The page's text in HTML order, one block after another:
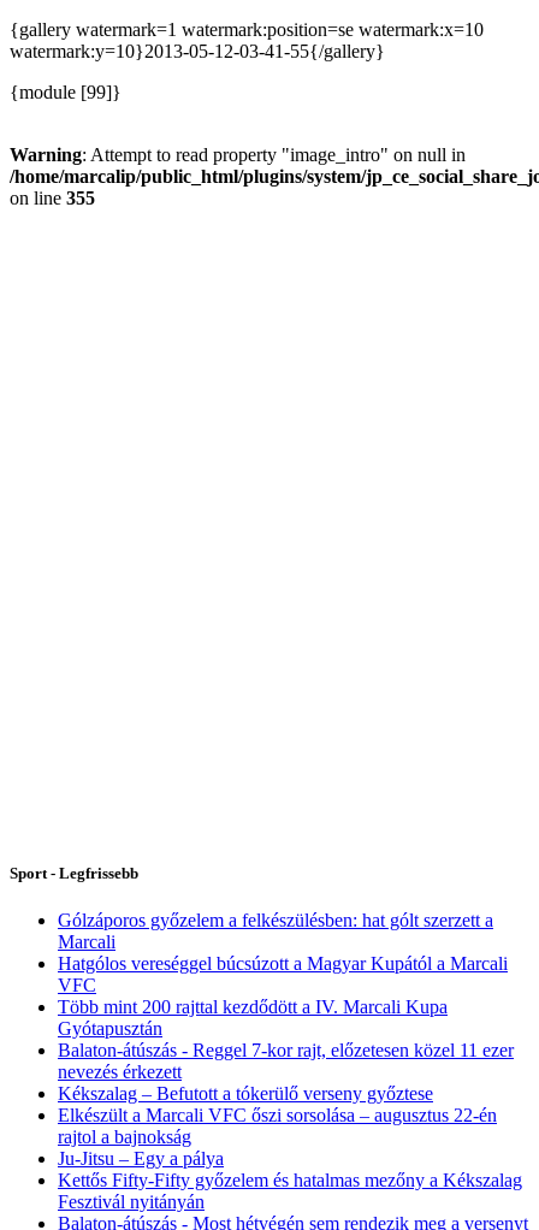
{gallery watermark=1 watermark:position=se watermark:x=10
watermark:y=10}2013-05-12-03-41-55{/gallery}
{module [99]}
Warning: Attempt to read property "image_intro" on null in
/home/marcalip/public_html/plugins/system/
on line 355
Sport - Legfrissebb
Gólzáporos győzelem a felkészülésben: hat gólt szerzett a
Marcali
Hatgólos vereséggel búcsúzott a Magyar Kupától a Marcali
VFC
Több mint 200 rajttal kezdődött a IV. Marcali Kupa
Gyótapusztán
Balaton-átúszás - Reggel 7-kor rajt, előzetesen közel 11 ezer
nevezés érkezett
Kékszalag – Befutott a tókerülő verseny győztese
Elkészült a Marcali VFC őszi sorsolása – augusztus 22-én
rajtol a bajnokság
Ju-Jitsu – Egy a pálya
Kettős Fifty-Fifty győzelem és hatalmas mezőny a Kékszalag
Fesztivál nyitányán
Balaton-átúszás - Most hétvégén sem rendezik meg a versenyt